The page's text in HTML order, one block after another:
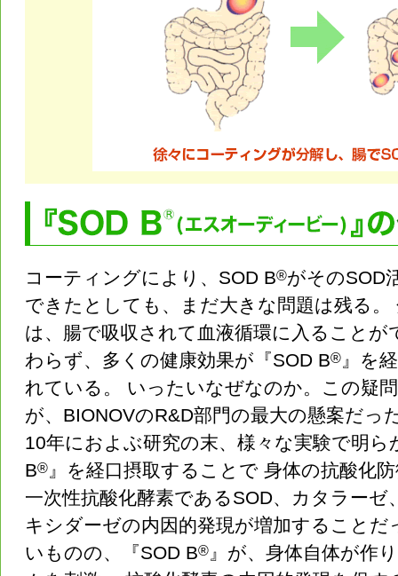
コーティングにより、SOD B®がそのSOD
できたとしても、まだ大きな問題は残る。
は、腸で吸収されて血液循環に入ること
わらず、多くの健康効果が『SOD B® 』を
れている。 いったいなぜなのか。この疑
が、BIONOVのR&D部門の最大の懸案だっ
10年におよぶ研究の末、様々な実験で明
B® 』を経口摂取することで 身体の抗酸化
一次性抗酸化酵素であるSOD、カタラー
キシダーゼの内因的発現が増加すること
いものの、『SOD B® 』が、身体自体が作